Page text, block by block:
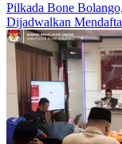
Pilkada Bone
Dijadwalkan